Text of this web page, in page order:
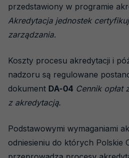
przedstawiony w programie
Akredytacja jednostek
zarządzania.
Koszty procesu akredytacji i
nadzoru są regulowane
dokument DA-04 Cennik opłat
z akredytacją.
Podstawowymi wymaganiami
odniesieniu do których Polskie